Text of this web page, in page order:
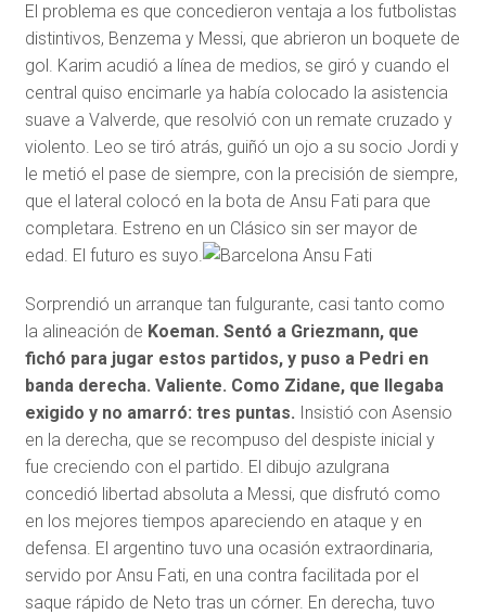
El problema es que concedieron ventaja a los futbolistas
distintivos, Benzema y Messi, que abrieron un boquete de
gol. Karim acudió a línea de medios, se giró y cuando el
central quiso encimarle ya había colocado la asistencia
suave a Valverde, que resolvió con un remate cruzado y
violento. Leo se tiró atrás, guiñó un ojo a su socio Jordi y
le metió el pase de siempre, con la precisión de siempre,
que el lateral colocó en la bota de Ansu Fati para que
completara. Estreno en un Clásico sin ser mayor de
edad. El futuro es suyo.
Sorprendió un arranque tan fulgurante, casi tanto como
la alineación de Koeman. Sentó a Griezmann, que
fichó para jugar estos partidos, y puso a Pedri en
banda derecha. Valiente. Como Zidane, que llegaba
exigido y no amarró: tres puntas. Insistió con Asensio
en la derecha, que se recompuso del despiste inicial y
fue creciendo con el partido. El dibujo azulgrana
concedió libertad absoluta a Messi, que disfrutó como
en los mejores tiempos apareciendo en ataque y en
defensa. El argentino tuvo una ocasión extraordinaria,
servido por Ansu Fati, en una contra facilitada por el
saque rápido de Neto tras un córner. En derecha, tuvo